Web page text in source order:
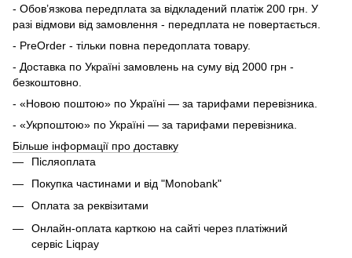
- Обов’язкова передплата за відкладений платіж 200 грн. У
разі відмови від замовлення - передплата не повертається.
- PreOrder - тільки повна передоплата товару.
- Доставка по Україні замовлень на суму від 2000 грн -
безкоштовно.
- «Новою поштою» по Україні — за тарифами перевізника.
- «Укрпоштою» по Україні — за тарифами перевізника.
Більше інформації про доставку
Післяоплата
Покупка частинами и від "Monobank"
Оплата за реквізитами
Онлайн-оплата карткою на сайті через платіжний
сервіс Liqpay